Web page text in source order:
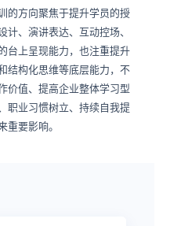
的方向聚焦于提升学员的授
、演讲表达、互动控场、
台上呈现能力，也注重提升
结构化思维等底层能力，不
价值、提高企业整体学习型
职业习惯树立、持续自我提
重要影响。